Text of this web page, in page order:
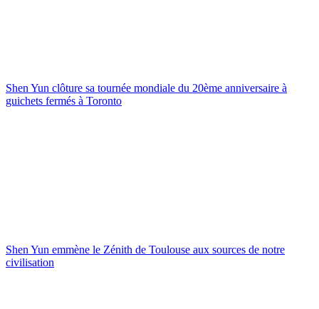
Shen Yun clôture sa tournée mondiale du 20ème anniversaire à
guichets fermés à Toronto
Shen Yun emmène le Zénith de Toulouse aux sources de notre
civilisation